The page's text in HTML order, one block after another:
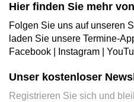
Hier finden Sie mehr
Folgen Sie uns auf unseren
laden Sie unsere Termine-
Facebook
Instagram
Unser kostenloser
Registrieren Sie sich und